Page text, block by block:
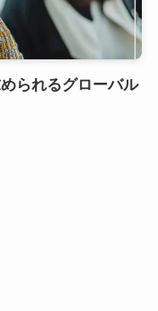
られるグローバル